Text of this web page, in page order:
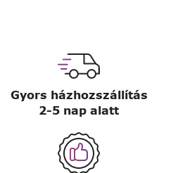
Gyors házhozszállítás
2-5 nap alatt